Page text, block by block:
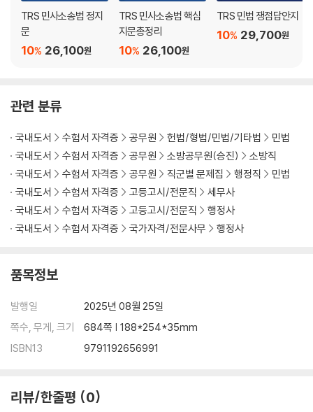
TRS 민사소송법 정지
문
26,100원
10%
TRS 민사소송법 핵심
지문총정리
26,100원
10%
TRS 민법 쟁점답안지
29,700원
10%
관련 분류
국내도서 수험서 자격증 공무원 헌법/형법/민법/기타법
민법
국내도서
수험서 자격증 공무원 소방공무원(승진)
소방직
국내도서
수험서 자격증 공무원 직군별 문제집 행정직
민법
국내도서
수험서 자격증 고등고시/전문직
세무사
국내도서
수험서 자격증 고등고시/전문직
행정사
국내도서
수험서 자격증 국가자격/전문사무 행정사
품목정보
발행일
2025년 08월 25일
쪽수, 무게, 크기
684쪽 | 188*254*35mm
ISBN13
9791192656991
리뷰/한줄평 0